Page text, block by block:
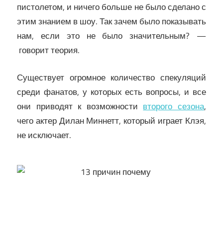
пистолетом, и ничего больше не было сделано с
этим знанием в шоу. Так зачем было показывать
нам, если это не было значительным? —
говорит теория.
Существует огромное количество спекуляций
среди фанатов, у которых есть вопросы, и все
они приводят к возможности второго сезона,
чего актер Дилан Миннетт, который играет Клэя,
не исключает.